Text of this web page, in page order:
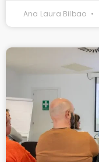
Ana Laura Bilbao